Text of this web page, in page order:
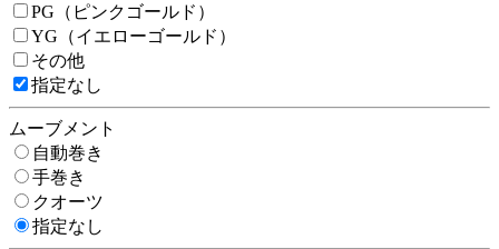
PG（ピンクゴールド）
YG（イエローゴールド）
その他
指定なし
ムーブメント
自動巻き
手巻き
クオーツ
指定なし